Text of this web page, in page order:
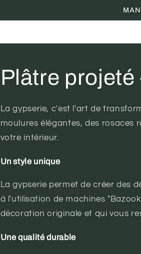
Plâtre projeté
La gypserie, c'est l'art de
moulures élégantes, des rosaces
votre intérieur.
Un style unique
La gypserie permet de créer des
à l'utilisation de machines
décoration originale et qui vous
Une qualité durable